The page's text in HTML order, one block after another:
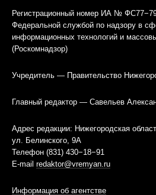
Регистрационный номер ИА №
Федеральной службой по надзору в
информационных технологий и
(Роскомнадзор)
Учредитель — Правительство
Главный редактор — Савельев
Адрес редакции: Нижегородская
ул. Белинского, 9А
Телефон (831) 430−18−91
E-mail redaktor@vremyan.ru
Информация об агентстве